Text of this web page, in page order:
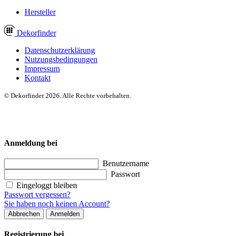
Hersteller
Dekorfinder
Datenschutzerklärung
Nutzungsbedingungen
Impressum
Kontakt
© Dekorfinder 2026. Alle Rechte vorbehalten.
Anmeldung bei
Benutzername
Passwort
Eingeloggt bleiben
Passwort vergessen?
Sie haben noch keinen Account?
Abbrechen Anmelden